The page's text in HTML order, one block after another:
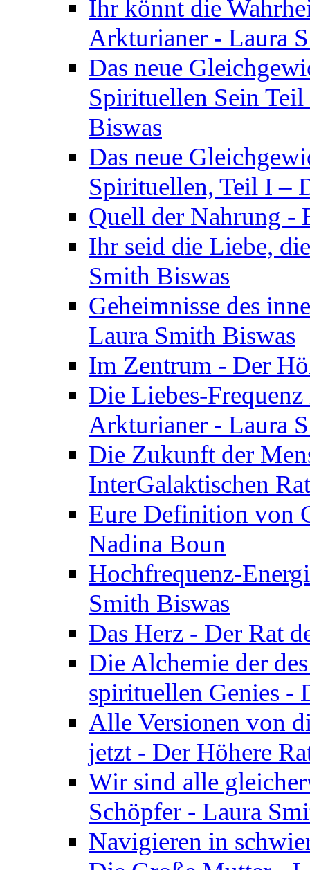
Ihr könnt die
Arkturianer - Laura
Das neue
Spirituellen Sein
Biswas
Das neue
Spirituellen, Teil I –
Quell der Nahrung -
Ihr seid die Liebe,
Smith Biswas
Geheimnisse des
Laura Smith Biswas
Im Zentrum - Der
Die Liebes-
Arkturianer - Laura
Die Zukunft der
InterGalaktischen
Eure Definition von
Nadina Boun
Hochfrequenz-
Smith Biswas
Das Herz - Der Rat
Die Alchemie der
spirituellen Genies -
Alle Versionen von
jetzt - Der Höhere
Wir sind alle
Schöpfer - Laura
Navigieren in